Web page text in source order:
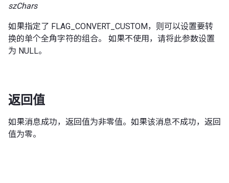
szChars
如果指定了 FLAG_CONVERT_CUSTOM，则可以设置要转
换的单个全角字符的组合。 如果不使用，请将此参数设置
为 NULL。
返回值
如果消息成功，返回值为非零值。如果该消息不成功，返回
值为零。